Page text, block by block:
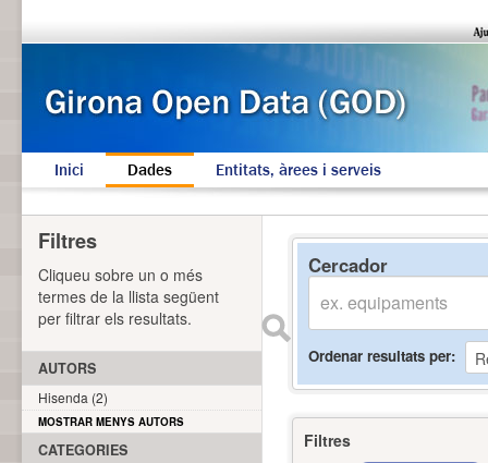
Inici Dades Entitats, àrees i serveis
Cercador
Ordenar resultats per
Filtres
Filtres
Cliqueu sobre un o més
termes de la llista següent
per filtrar els resultats.
AUTORS
Hisenda (2)
MOSTRAR MENYS AUTORS
CATEGORIES